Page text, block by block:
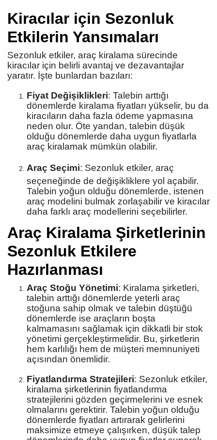
Kiracılar için Sezonluk
Etkilerin Yansımaları
Sezonluk etkiler, araç kiralama sürecinde
kiracılar için belirli avantaj ve dezavantajlar
yaratır. İşte bunlardan bazıları:
Fiyat Değişiklikleri: Talebin arttığı
dönemlerde kiralama fiyatları yükselir, bu da
kiracıların daha fazla ödeme yapmasına
neden olur. Öte yandan, talebin düşük
olduğu dönemlerde daha uygun fiyatlarla
araç kiralamak mümkün olabilir.
Araç Seçimi: Sezonluk etkiler, araç
seçeneğinde de değişikliklere yol açabilir.
Talebin yoğun olduğu dönemlerde, istenen
araç modelini bulmak zorlaşabilir ve kiracılar
daha farklı araç modellerini seçebilirler.
Araç Kiralama Şirketlerinin
Sezonluk Etkilere
Hazırlanması
Araç Stoğu Yönetimi: Kiralama şirketleri,
talebin arttığı dönemlerde yeterli araç
stoğuna sahip olmak ve talebin düştüğü
dönemlerde ise araçların boşta
kalmamasını sağlamak için dikkatli bir stok
yönetimi gerçekleştirmelidir. Bu, şirketlerin
hem karlılığı hem de müşteri memnuniyeti
açısından önemlidir.
Fiyatlandırma Stratejileri: Sezonluk etkiler,
kiralama şirketlerinin fiyatlandırma
stratejilerini gözden geçirmelerini ve esnek
olmalarını gerektirir. Talebin yoğun olduğu
dönemlerde fiyatları artırarak gelirlerini
maksimize etmeye çalışırken, düşük talep